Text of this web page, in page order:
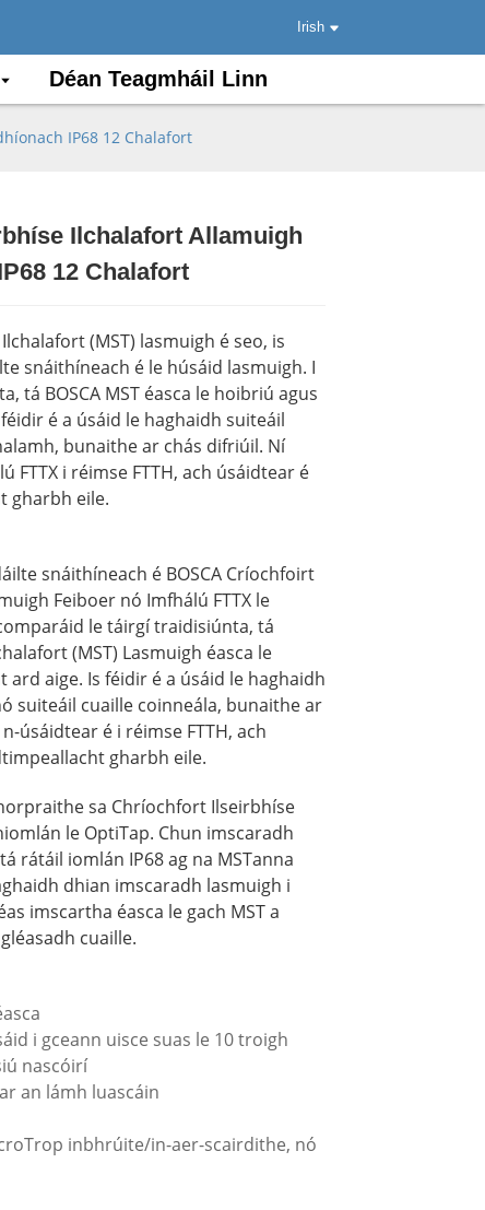
Irish
Déan Teagmháil Linn
IP68 12 Chalafort
Ilchalafort Allamuigh
12 Chalafort
(MST) lasmuigh é seo, is
snáithíneach é le húsáid lasmuigh. I
tá BOSCA MST éasca le hoibriú agus
é a úsáid le haghaidh suiteáil
bunaithe ar chás difriúil. Ní
FTTX i réimse FTTH, ach úsáidtear é
gharbh eile.
snáithíneach é BOSCA Críochfoirt
Feiboer nó Imfhálú FTTX le
le táirgí traidisiúnta, tá
(MST) Lasmuigh éasca le
aige. Is féidir é a úsáid le haghaidh
suiteáil cuaille coinneála, bunaithe ar
úsáidtear é i réimse FTTH, ach
gharbh eile.
sa Chríochfort Ilseirbhíse
le OptiTap. Chun imscaradh
rátáil iomlán IP68 ag na MSTanna
dhian imscaradh lasmuigh i
imscartha éasca le gach MST a
cuaille.
i gceann uisce suas le 10 troigh
nascóirí
an lámh luascáin
inbhrúite/in-aer-scairdithe, nó